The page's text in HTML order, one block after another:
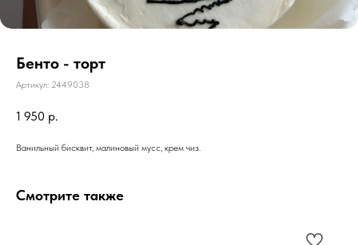
Бенто - торт
Артикул: 2449038
1 950 р.
Ванильный бисквит, малиновый мусс, крем чиз.
Смотрите также